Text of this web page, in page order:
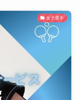
女子選手